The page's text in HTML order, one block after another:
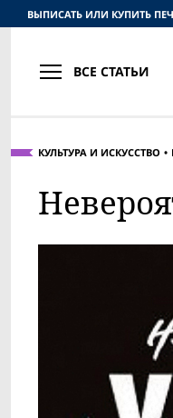
КУЛЬТУРА И ИСКУССТВО
ВЫПИСАТЬ ИЛИ КУПИТЬ
ВСЕ СТАТЬИ